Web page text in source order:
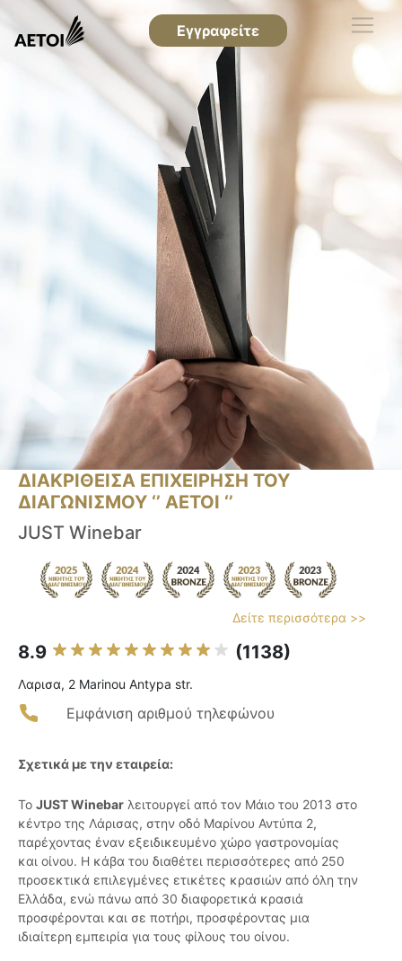
Εγγραφείτε
ΔΙΑΚΡΙΘΕΙΣΑ ΕΠΙΧΕΙΡΗΣΗ ΤΟΥ
ΔΙΑΓΩΝΙΣΜΟΥ ‘’ ΑΕΤΟΙ ‘’
JUST Winebar
Δείτε περισσότερα >>
8.9 (1138)
Λαρισα, 2 Marinou Antypa str.
Εμφάνιση αριθμού τηλεφώνου
Σχετικά με την εταιρεία:
Το JUST Winebar λειτουργεί από τον Μάιο του 2013 στο
κέντρο της Λάρισας, στην οδό Μαρίνου Αντύπα 2,
παρέχοντας έναν εξειδικευμένο χώρο γαστρονομίας
και οίνου. Η κάβα του διαθέτει περισσότερες από 250
προσεκτικά επιλεγμένες ετικέτες κρασιών από όλη την
Ελλάδα, ενώ πάνω από 30 διαφορετικά κρασιά
προσφέρονται και σε ποτήρι, προσφέροντας μια
ιδιαίτερη εμπειρία για τους φίλους του οίνου.